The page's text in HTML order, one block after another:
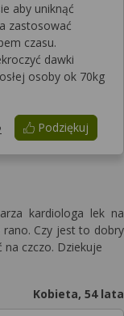
aby uniknąć
zastosować
czasu.
dawki
osoby ok 70kg
Podziękuj
kardiologa lek na
rano. Czy jest to dobry
na czczo. Dziekuje
Kobieta, 54 lata